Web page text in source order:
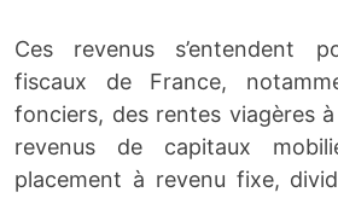
Ces revenus s’entendent
fiscaux de France,
fonciers, des rentes viagères
revenus de capitaux
placement à revenu fixe,